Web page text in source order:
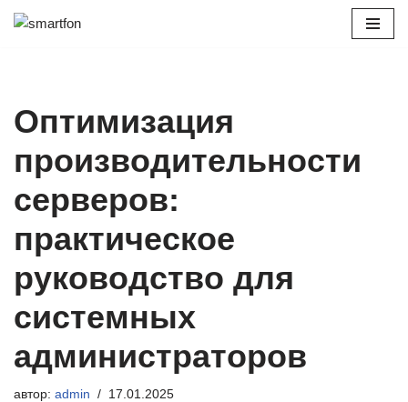
Оптимизация
производительности
серверов:
практическое
руководство для
системных
администраторов
автор: admin 17.01.2025